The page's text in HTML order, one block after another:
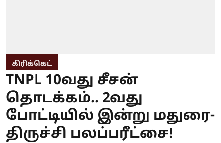
கிரிக்கெட்
TNPL 10வது சீசன்
தொடக்கம்.. 2வது
போட்டியில் இன்று மதுரை-
திருச்சி பலப்பரீட்சை!